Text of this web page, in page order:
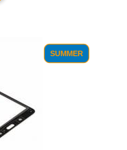
SUMMER